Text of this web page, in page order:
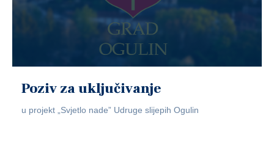
Poziv za uključivanje
u projekt „Svjetlo nade” Udruge slijepih Ogulin